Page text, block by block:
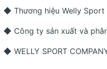
◆ Thương hiệu Welly Sport
◆ Công ty sản xuất và
◆ WELLY SPORT